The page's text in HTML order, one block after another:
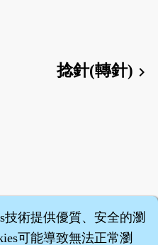
捻針(轉針) chevron_right
技術提供優質、安全的瀏
可能導致無法正常瀏